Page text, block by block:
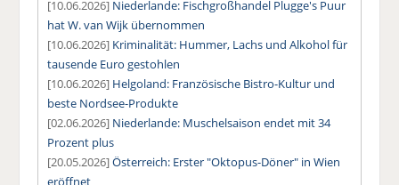
[10.06.2026] Niederlande: Fischgroßhandel Plugge's Puur
hat W. van Wijk übernommen
[10.06.2026] Kriminalität: Hummer, Lachs und Alkohol für
tausende Euro gestohlen
[10.06.2026] Helgoland: Französische Bistro-Kultur und
beste Nordsee-Produkte
[02.06.2026] Niederlande: Muschelsaison endet mit 34
Prozent plus
[20.05.2026]Österreich: Erster "Oktopus-Döner" in Wien
eröffnet